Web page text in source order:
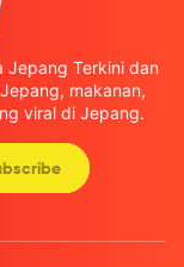
Jepang Terkini dan
makanan,
viral di Jepang.